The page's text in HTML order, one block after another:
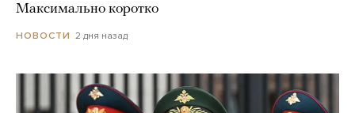
Максимально коротко
НОВОСТИ 2 дня назад